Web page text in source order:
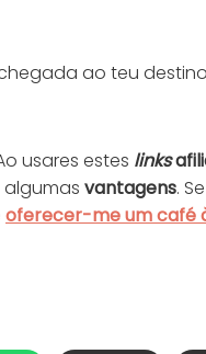
ao teu
usares estes links
vantagens.
oferecer-me um café